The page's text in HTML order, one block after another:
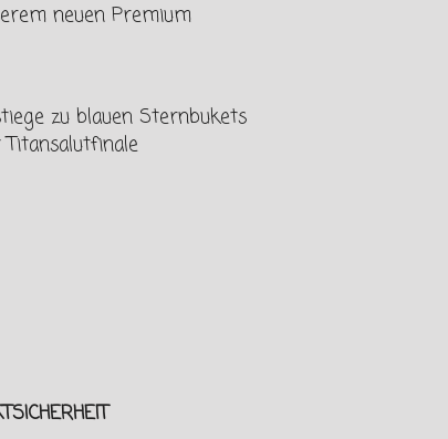
neuen Premium
zu blauen Sternbukets